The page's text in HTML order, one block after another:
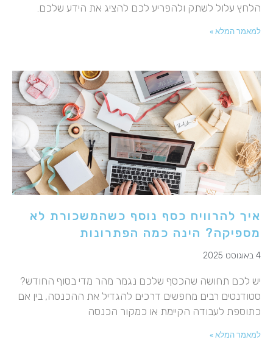
הלחץ עלול לשתק ולהפריע לכם להציג את הידע שלכם.
למאמר המלא »
איך להרוויח כסף נוסף כשהמשכורת לא
מספיקה? הינה כמה הפתרונות
4 באוגוסט 2025
יש לכם תחושה שהכסף שלכם נגמר מהר מדי בסוף החודש?
סטודנטים רבים מחפשים דרכים להגדיל את ההכנסה, בין אם
כתוספת לעבודה הקיימת או כמקור הכנסה
למאמר המלא »